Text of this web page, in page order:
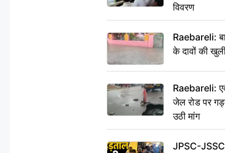
विवरण
Raebareli:
के दावों की
Raebareli:
जेल रोड पर
उठी मांग
JPSC-JSSC